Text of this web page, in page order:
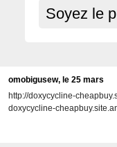
Soyez le
omobigusew, le 25 mars
http://doxycycline-
doxycycline-